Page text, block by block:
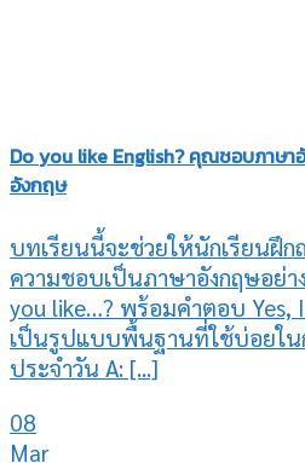
Do you like English? คุณชอบภาษา
อังกฤษ
บทเรียนนี้จะช่วยให้นักเรียนฝึก
ความชอบเป็นภาษาอังกฤษอย่า
you like…? พร้อมคำตอบ Yes,
เป็นรูปแบบพื้นฐานที่ใช้บ่อยใน
ประจำวัน A: [...]
08
Mar